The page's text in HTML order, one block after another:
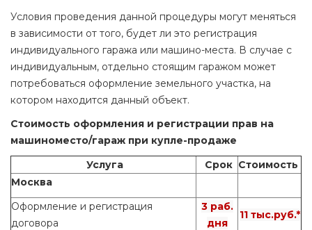
Условия проведения данной процедуры могут меняться
в зависимости от того, будет ли это регистрация
индивидуального гаража или машино-места. В случае с
индивидуальным, отдельно стоящим гаражом может
потребоваться оформление земельного участка, на
котором находится данный объект.
Стоимость оформления и регистрации прав на
машиноместо/гараж при купле-продаже
Услуга
Срок Стоимость
Москва
Оформление и регистрация
договора
3 раб.
дня
11 тыс.руб.*